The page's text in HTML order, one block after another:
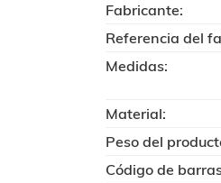
Fabricante:
Referencia del
Medidas:
Material:
Peso del
Código de